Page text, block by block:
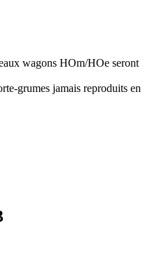
wagons HOm/HOe seront
grumes jamais reproduits en